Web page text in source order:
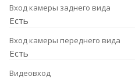
Вход камеры заднего вида
Есть
Вход камеры переднего вида
Есть
Видеовход